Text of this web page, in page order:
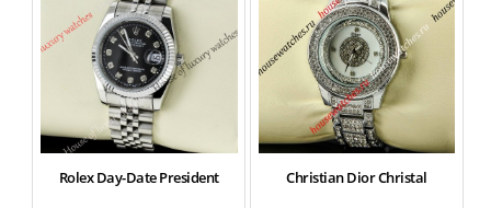
Rolex Day-Date President Christian Dior Christal